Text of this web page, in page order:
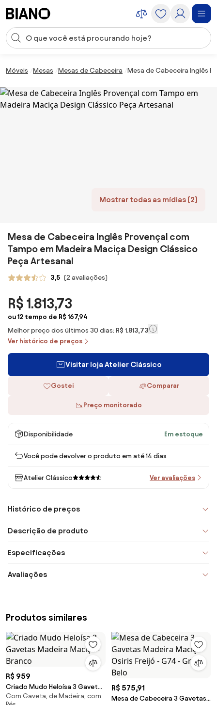
Entrada de pesquisa
Móveis Mesas Mesas de Cabeceira Mesa de Cabeceira Inglês
Mostrar todas as mídias (2)
Mesa de Cabeceira Inglês Provençal com
Tampo em Madeira Maciça Design Clássico
Peça Artesanal
3,5 (2 avaliações)
R$ 1.813,73
ou 12 tempo de R$ 167,94
Melhor preço dos últimos 30 dias: R$ 1.813,73
Ver histórico de preços
Visitar loja Atelier Clássico
Gostei Comparar
Preço monitorado
Disponibilidade Em estoque
Você pode devolver o produto em até 14 dias
Atelier Clássico Ver avaliações
Histórico de preços
Descrição de produto
Especificações
Avaliações
Produtos similares
R$ 959
Criado Mudo Heloísa 3 Gavetas
Madeira Maciça - Branco
Com Gaveta, de Madeira, com
R$ 575,91
Mesa de Cabeceira 3 Gavetas